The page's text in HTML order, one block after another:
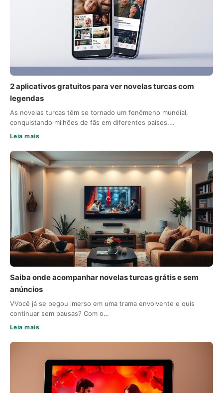
2 aplicativos gratuitos para ver novelas turcas com
legendas
As novelas turcas têm se tornado um fenômeno mundial,
conquistando milhões de fãs em diferentes países.…
Leia mais
Saiba onde acompanhar novelas turcas grátis e sem
anúncios
VVocê já se pegou imerso em uma trama envolvente e quis
continuar sem pausas? Com o…
Leia mais